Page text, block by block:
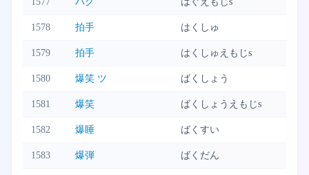
1578 拍手 はくしゅ
1579 拍手 はくしゅえもじs
1580 爆笑 ツ ばくしょう
1581 爆笑 ばくしょうえもじs
1582 爆睡 ばくすい
1583 爆弾 ばくだん